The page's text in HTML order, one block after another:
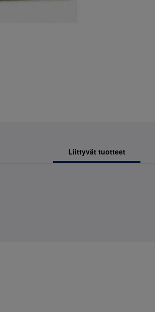
Liittyvät tuotteet